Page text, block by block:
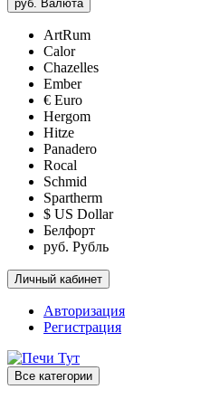
руб. Валюта
ArtRum
Calor
Chazelles
Ember
€ Euro
Hergom
Hitze
Panadero
Rocal
Schmid
Spartherm
$ US Dollar
Белфорт
руб. Рубль
Личный кабинет
Авторизация
Регистрация
Все категории